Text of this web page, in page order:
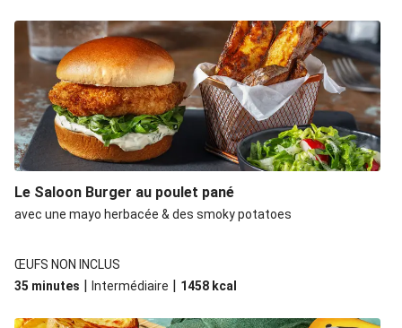
Le Saloon Burger au poulet pané
avec une mayo herbacée & des smoky potatoes
ŒUFS NON INCLUS
35 minutes | Intermédiaire | 1458 kcal